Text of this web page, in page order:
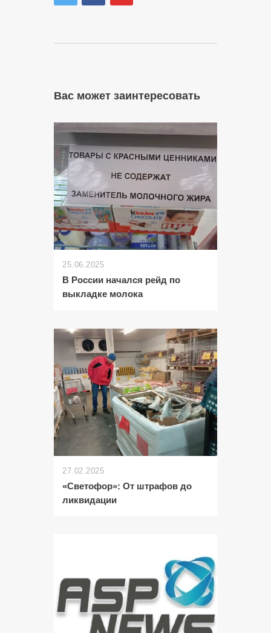
Вас может заинтересовать
25.06.2025
В России начался рейд по
выкладке молока
27.02.2025
«Светофор»: От штрафов до
ликвидации